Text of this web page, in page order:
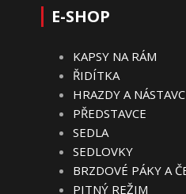
E-SHOP
KAPSY NA RÁM
ŘIDÍTKA
HRAZDY A
PŘEDSTAVCE
SEDLA
SEDLOVKY
BRZDOVÉ PÁKY A
PITNÝ REŽIM